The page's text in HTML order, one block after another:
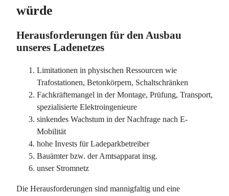
würde
Herausforderungen für den Ausbau
unseres Ladenetzes
Limitationen in physischen Ressourcen wie
Trafostationen, Betonkörpern, Schaltschränken
Fachkräftemangel in der Montage, Prüfung, Transport,
spezialisierte Elektroingenieure
sinkendes Wachstum in der Nachfrage nach E-
Mobilität
hohe Invests für Ladeparkbetreiber
Bauämter bzw. der Amtsapparat insg.
unser Stromnetz
Die Herausforderungen sind mannigfaltig und eine